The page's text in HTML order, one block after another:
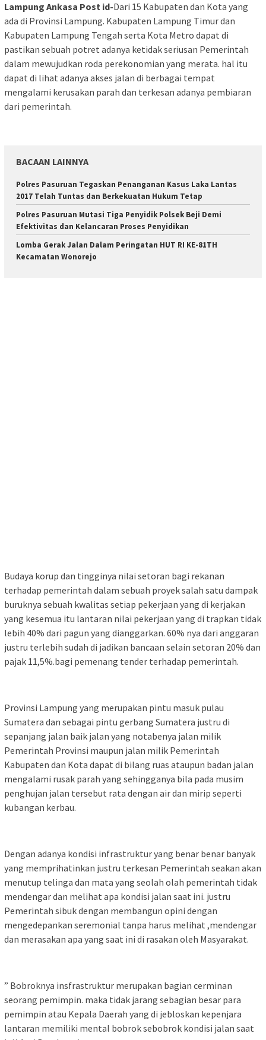
Lampung Ankasa Post id-Dari 15 Kabupaten dan Kota yang
ada di Provinsi Lampung. Kabupaten Lampung Timur dan
Kabupaten Lampung Tengah serta Kota Metro dapat di
pastikan sebuah potret adanya ketidak seriusan Pemerintah
dalam mewujudkan roda perekonomian yang merata. hal itu
dapat di lihat adanya akses jalan di berbagai tempat
mengalami kerusakan parah dan terkesan adanya pembiaran
dari pemerintah.
BACAAN LAINNYA
Polres Pasuruan Tegaskan Penanganan Kasus Laka Lantas
2017 Telah Tuntas dan Berkekuatan Hukum Tetap
Polres Pasuruan Mutasi Tiga Penyidik Polsek Beji Demi
Efektivitas dan Kelancaran Proses Penyidikan
Lomba Gerak Jalan Dalam Peringatan HUT RI KE-81TH
Kecamatan Wonorejo
Budaya korup dan tingginya nilai setoran bagi rekanan
terhadap pemerintah dalam sebuah proyek salah satu dampak
buruknya sebuah kwalitas setiap pekerjaan yang di kerjakan
yang kesemua itu lantaran nilai pekerjaan yang di trapkan tidak
lebih 40% dari pagun yang dianggarkan. 60% nya dari anggaran
justru terlebih sudah di jadikan bancaan selain setoran 20% dan
pajak 11,5%.bagi pemenang tender terhadap pemerintah.
Provinsi Lampung yang merupakan pintu masuk pulau
Sumatera dan sebagai pintu gerbang Sumatera justru di
sepanjang jalan baik jalan yang notabenya jalan milik
Pemerintah Provinsi maupun jalan milik Pemerintah
Kabupaten dan Kota dapat di bilang ruas ataupun badan jalan
mengalami rusak parah yang sehingganya bila pada musim
penghujan jalan tersebut rata dengan air dan mirip seperti
kubangan kerbau.
Dengan adanya kondisi infrastruktur yang benar benar banyak
yang memprihatinkan justru terkesan Pemerintah seakan akan
menutup telinga dan mata yang seolah olah pemerintah tidak
mendengar dan melihat apa kondisi jalan saat ini. justru
Pemerintah sibuk dengan membangun opini dengan
mengedepankan seremonial tanpa harus melihat ,mendengar
dan merasakan apa yang saat ini di rasakan oleh Masyarakat.
” Bobroknya insfrastruktur merupakan bagian cerminan
seorang pemimpin. maka tidak jarang sebagian besar para
pemimpin atau Kepala Daerah yang di jebloskan kepenjara
lantaran memiliki mental bobrok sebobrok kondisi jalan saat